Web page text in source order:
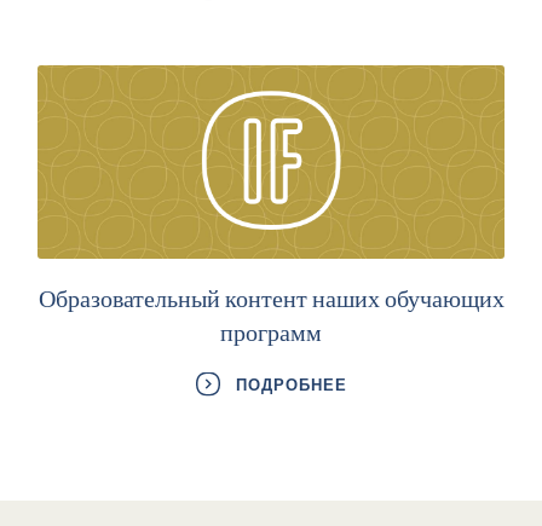
Образовательный контент наших обучающих
программ
ПОДРОБНЕЕ